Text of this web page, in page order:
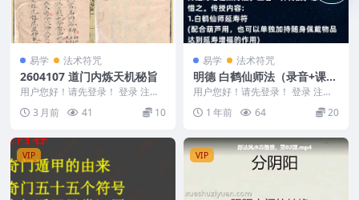
易学 法术符咒
2604107 道门内炼天机秘旨
用户您好！请先登录！ 登录 注册
3 月前 41 10
易学 法术符咒
明德 白鹤仙师法（录音+课
件）
用户您好！请先登录！ 登录 注册
明德 白鹤仙师法（录音+课件） 2
504102...
1 年前 64 20
VIP VIP